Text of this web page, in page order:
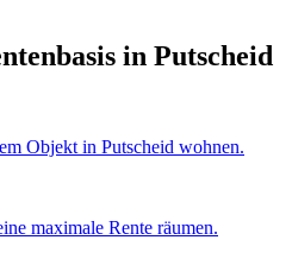
in Putscheid
Objekt in Putscheid wohnen.
maximale Rente räumen.